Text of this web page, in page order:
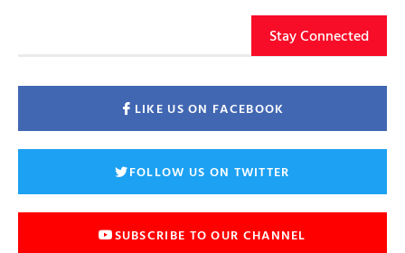
Stay Connected
LIKE US ON FACEBOOK
FOLLOW US ON TWITTER
SUBSCRIBE TO OUR CHANNEL